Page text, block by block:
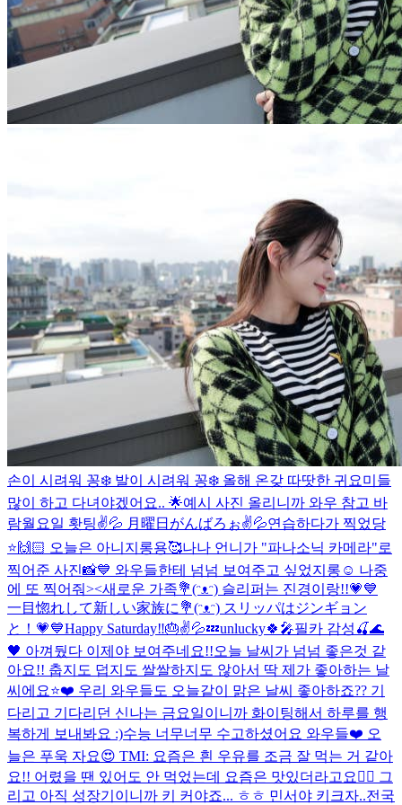
손이 시려워 꽁❄️ 발이 시려워 꽁❄️ 올해 온갖 따땃한 귀요미들
많이 하고 다녀야겠어요.. 🌟예시 사진 올리니까 와우 참고 바
람월요일 홧팅✌️💦 月曜日がんばろぉ✌️💦연습하다가 찍었당
⭐️🙌🏻 오늘은 아니지롱용🥰나나 언니가 "파나소닉 카메라"로
찍어준 사진📸💙 와우들한테 넘넘 보여주고 싶었지롱☺️ 나중
에 또 찍어줘><새로운 가족💐(ᵔᴥᵔ) 슬리퍼는 진경이랑!!💗💙
一目惚れして新しい家族に💐(ᵔᴥᵔ) スリッパはジンギョン
と！💗💙Happy Saturday‼️🎂✌️💦💤unlucky🍀🎤필카 감성🍒🌊
🖤 아껴뒀다 이제야 보여주네요!!오늘 날씨가 넘넘 좋은것 같
아요!! 춥지도 덥지도 쌀쌀하지도 않아서 딱 제가 좋아하는 날
씨에요⭐️❤️ 우리 와우들도 오늘같이 맑은 날씨 좋아하죠?? 기
다리고 기다리던 신나는 금요일이니까 화이팅해서 하루를 행
복하게 보내봐요 :)수능 너무너무 수고하셨어요 와우들❤️ 오
늘은 푸욱 자요😍 TMI: 요즘은 흰 우유를 조금 잘 먹는 거 같아
요!! 어렸을 땐 있어도 안 먹었는데 요즘은 맛있더라고요👍🏻 그
리고 아직 성장기이니까 키 커야죠... ㅎㅎ 민서야 키크자..전국